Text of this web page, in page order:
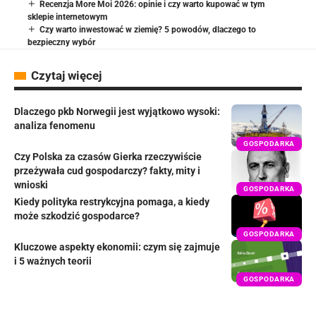
Recenzja More Moi 2026: opinie i czy warto kupować w tym
sklepie internetowym
Czy warto inwestować w ziemię? 5 powodów, dlaczego to
bezpieczny wybór
Czytaj więcej
GOSPODARKA
Dlaczego pkb Norwegii jest wyjątkowo wysoki:
analiza fenomenu
GOSPODARKA
Czy Polska za czasów Gierka rzeczywiście
przeżywała cud gospodarczy? fakty, mity i
wnioski
GOSPODARKA
Kiedy polityka restrykcyjna pomaga, a kiedy
może szkodzić gospodarce?
GOSPODARKA
Kluczowe aspekty ekonomii: czym się zajmuje
i 5 ważnych teorii